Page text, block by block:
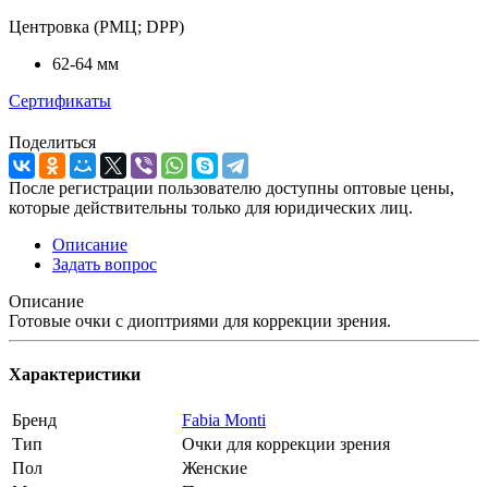
Центровка (РМЦ; DPP)
62-64 мм
Сертификаты
Поделиться
После регистрации пользователю доступны оптовые цены,
которые действительны только для юридических лиц.
Описание
Задать вопрос
Описание
Готовые очки с диоптриями для коррекции зрения.
Характеристики
Бренд
Fabia Monti
Тип
Очки для коррекции зрения
Пол
Женские